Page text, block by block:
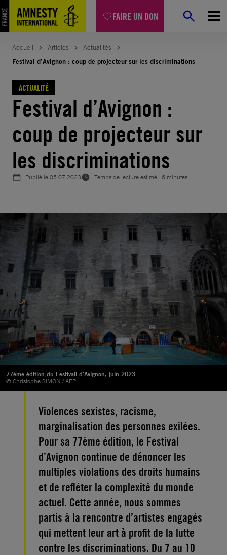
FAIRE UN DON
Aller
au
contenu
Accueil Articles
Actualités
Festival d’Avignon : coup de projecteur sur les discriminations
ACTUALITÉ
Festival d’Avignon :
coup de projecteur sur
les discriminations
Publié le05.07.2023 Temps de lecture estimé : 6 minutes
77ème édition du Festivall d'Avignon, juin 2023
© Christophe SIMON / AFP
Violences sexistes, racisme,
marginalisation des personnes exilées.
Pour sa 77ème édition, le Festival
d’Avignon continue de dénoncer les
multiples violations des droits humains
et de refléter la complexité du monde
actuel. Cette année, nous sommes
partis à la rencontre d’artistes engagés
qui mettent leur art à profit de la lutte
contre les discriminations. Du 7 au 10